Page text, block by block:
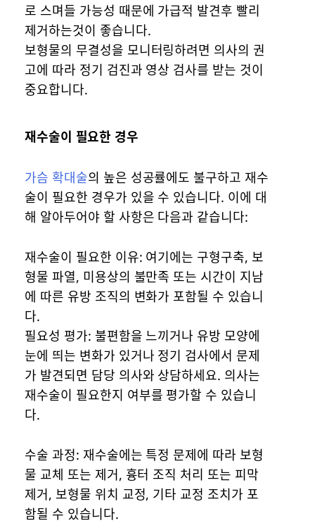
로 스며들 가능성 때문에 가급적 발견후 빨리
제거하는것이 좋습니다.
보형물의 무결성을 모니터링하려면 의사의 권
고에 따라 정기 검진과 영상 검사를 받는 것이
중요합니다.
재수술이 필요한 경우
가슴 확대술의 높은 성공률에도 불구하고 재수
술이 필요한 경우가 있을 수 있습니다. 이에 대
해 알아두어야 할 사항은 다음과 같습니다:
재수술이 필요한 이유: 여기에는 구형구축, 보
형물 파열, 미용상의 불만족 또는 시간이 지남
에 따른 유방 조직의 변화가 포함될 수 있습니
다.
필요성 평가: 불편함을 느끼거나 유방 모양에
눈에 띄는 변화가 있거나 정기 검사에서 문제
가 발견되면 담당 의사와 상담하세요. 의사는
재수술이 필요한지 여부를 평가할 수 있습니
다.
수술 과정: 재수술에는 특정 문제에 따라 보형
물 교체 또는 제거, 흉터 조직 처리 또는 피막
제거, 보형물 위치 교정, 기타 교정 조치가 포
함될 수 있습니다.